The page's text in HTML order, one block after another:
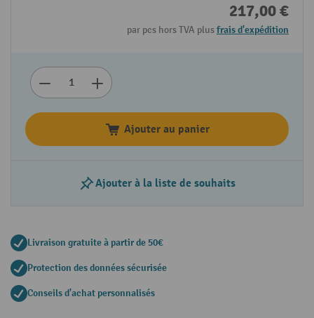
217,00 €
par pcs hors TVA plusfrais d'expédition
Ajouter au panier
Ajouter à la liste de souhaits
Livraison gratuite à partir de 50€
Protection des données sécurisée
Conseils d'achat personnalisés